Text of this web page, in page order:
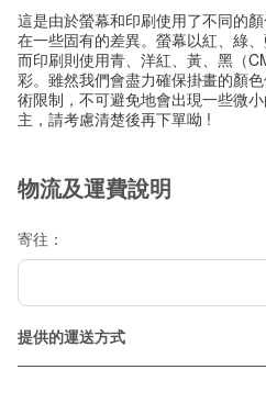
這是由於螢幕和印刷使用了不同的
在一些固有的差異。螢幕以紅、綠
而印刷則使用青、洋紅、黃、黑（
彩。雖然我們會盡力確保掛畫的顏
術限制，不可避免地會出現一些微
主，請考慮清楚後再下單呦 !
物流及運費說明
寄往：
提供的運送方式